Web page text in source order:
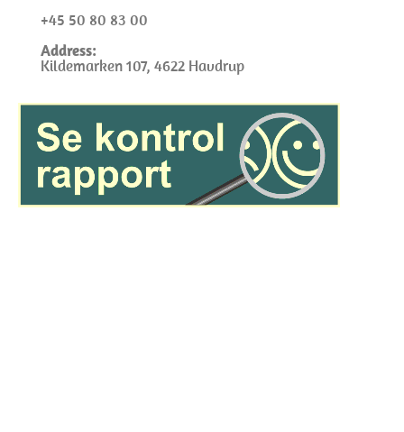
+45 50 80 83 00
Address:
Kildemarken 107, 4622 Havdrup